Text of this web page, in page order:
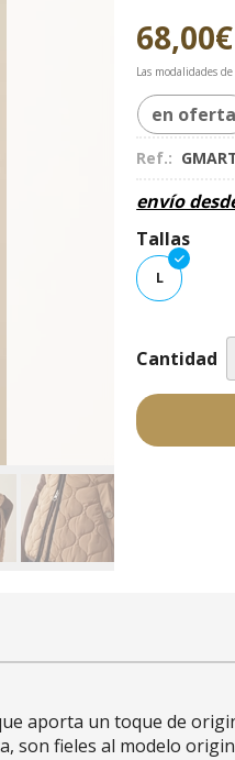
68,00€
Las modalidades
en oferta
Ref.:
envío
Tallas
L
Cantidad
aporta un toque de
son fieles al modelo